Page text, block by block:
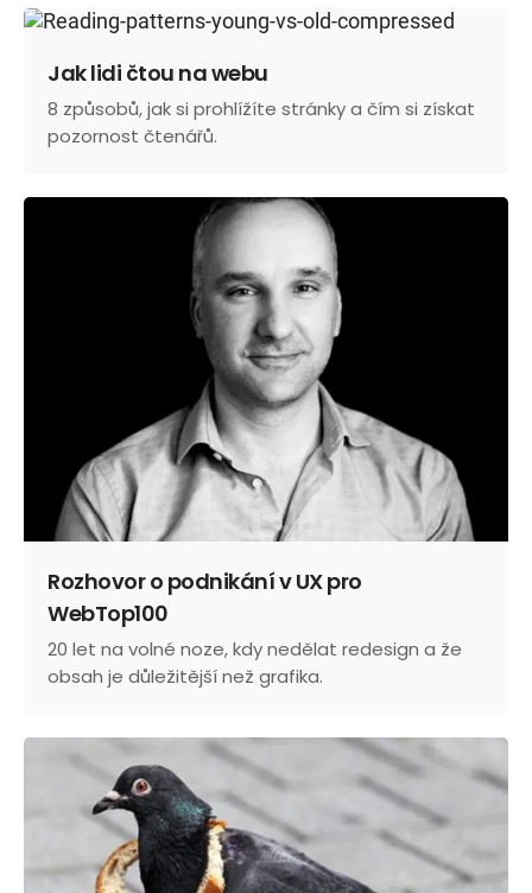
Jak lidi čtou na webu
8 způsobů, jak si prohlížíte stránky a čím si získat
pozornost čtenářů.
Rozhovor o podnikání v UX pro
WebTop100
20 let na volné noze, kdy nedělat redesign a že
obsah je důležitější než grafika.